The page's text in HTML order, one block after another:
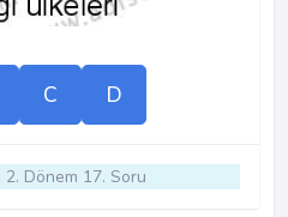
C D
2. Dönem 17. Soru